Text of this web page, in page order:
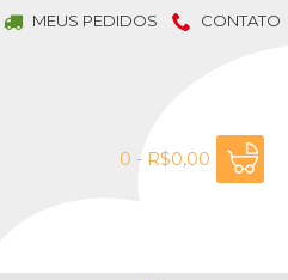
MEUS PEDIDOS CONTATO
0 - R$0,00